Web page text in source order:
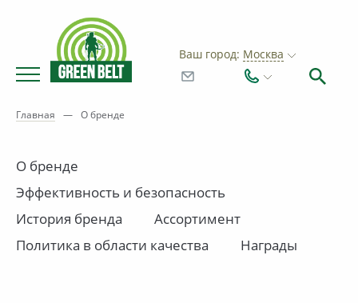
Ваш город: Москва
Главная — О бренде
О бренде
Эффективность и безопасность
История бренда
Ассортимент
Политика в области качества
Награды